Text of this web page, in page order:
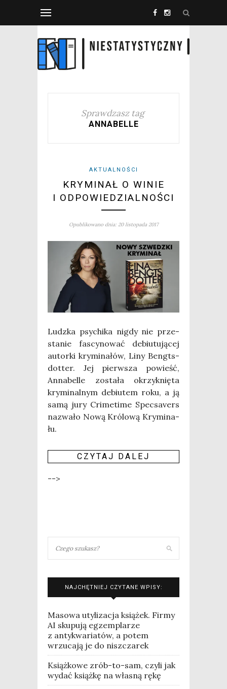
Sprawdzasz tag
ANNABELLE
AKTUALNOŚCI
KRYMINAŁ O WINIE
I ODPOWIEDZIALNOŚCI
Opublikowano dnia: 20 listopada 2017
Ludz­ka psy­chi­ka nigdy nie prze­
sta­nie fascy­no­wać debiu­tu­ją­cej
autor­ki kry­mi­na­łów, Liny Bengts­
dot­ter. Jej pierw­sza powieść,
Anna­bel­le zosta­ła okrzyk­nię­ta
kry­mi­nal­nym debiu­tem roku, a ją
samą jury Cri­me­ti­me Spec­sa­vers
nazwa­ło Nową Kró­lo­wą Kry­mi­na­
łu.
CZY­TAJ DALEJ
-->
NAJCHĘTNIEJ CZYTANE WPISY:
Masowa utylizacja książek. Firmy
AI skupują egzemplarze
z antykwariatów, a potem
wrzucają je do niszczarek
Książkowe zrób-to-sam, czyli jak
wydać książkę na własną rękę